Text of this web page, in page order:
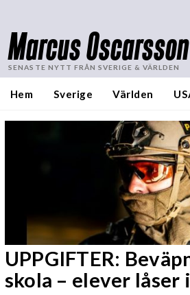
Marcus Oscarsson
SENASTE NYTT FRÅN SVERIGE & VÄRLDEN
Hem Sverige Världen
UPPGIFTER:
skola – elever låser